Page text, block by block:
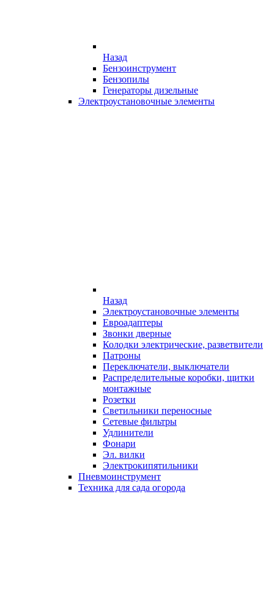
Назад
Бензоинструмент
Бензопилы
Генераторы дизельные
Электроустановочные элементы
Назад
Электроустановочные элементы
Евроадаптеры
Звонки дверные
Колодки электрические, разветвители
Патроны
Переключатели, выключатели
Распределительные коробки, щитки
монтажные
Розетки
Светильники переносные
Сетевые фильтры
Удлинители
Фонари
Эл. вилки
Электрокипятильники
Пневмоинструмент
Техника для сада огорода